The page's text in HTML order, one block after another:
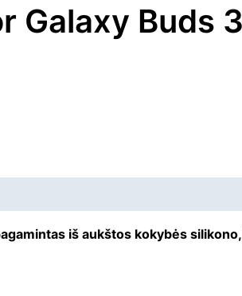
Galaxy Buds
iš aukštos kokybės